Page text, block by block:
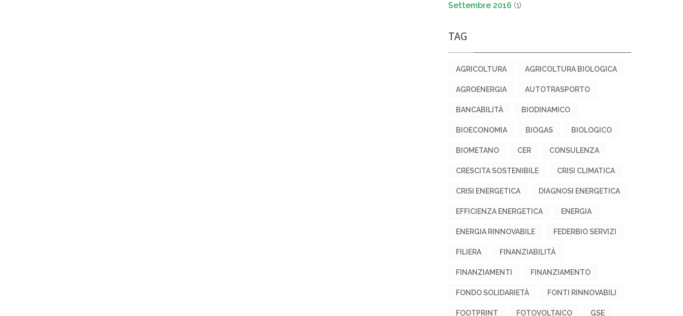
Settembre 2016 (1)
TAG
AGRICOLTURA AGRICOLTURA BIOLOGICA
AGROENERGIA AUTOTRASPORTO
BANCABILITÀ BIODINAMICO
BIOECONOMIA BIOGAS BIOLOGICO
BIOMETANO CER CONSULENZA
CRESCITA SOSTENIBILE CRISI CLIMATICA
CRISI ENERGETICA DIAGNOSI ENERGETICA
EFFICIENZA ENERGETICA ENERGIA
ENERGIA RINNOVABILE FEDERBIO SERVIZI
FILIERA FINANZIABILITÀ
FINANZIAMENTI FINANZIAMENTO
FONDO SOLIDARIETÀ FONTI RINNOVABILI
FOOTPRINT FOTOVOLTAICO GSE